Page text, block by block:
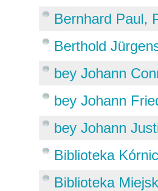
Bernhard Paul,
Berthold
bey Johann
bey Johann
bey Johann
Biblioteka
Biblioteka